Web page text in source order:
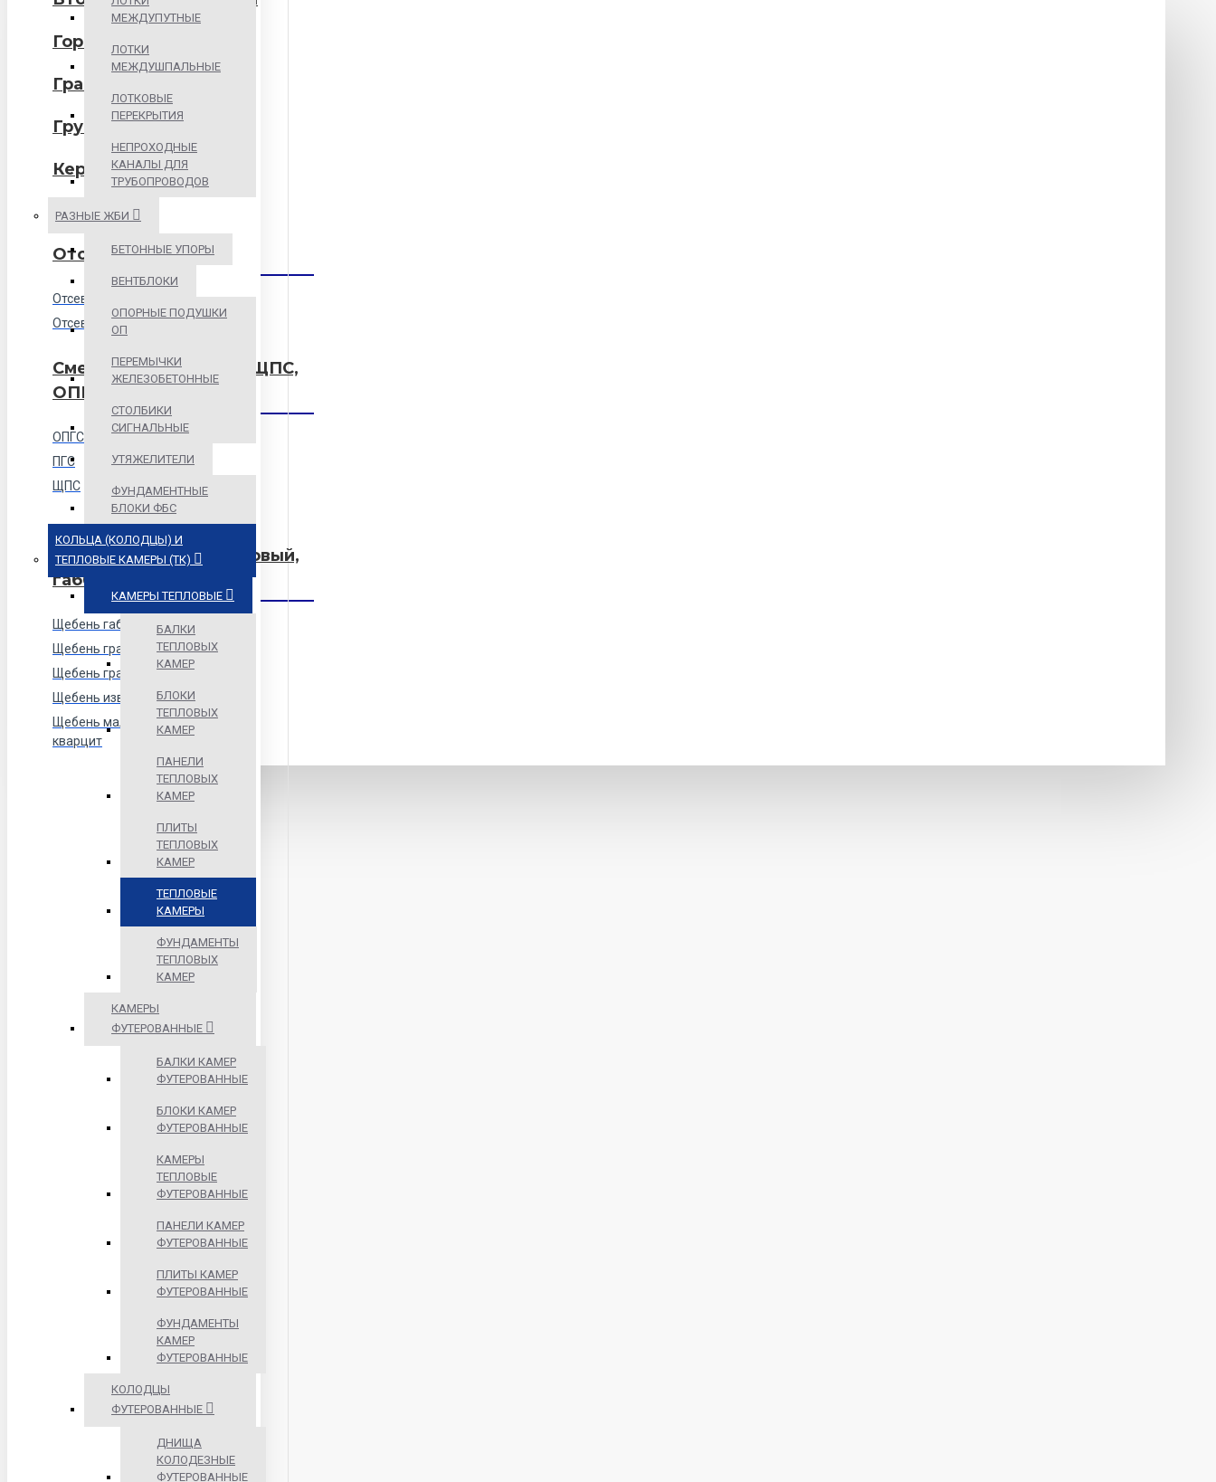
Горная порода
Гравий
Грунт
Керамзит
Песок
Отсев
Отсев гранитный
Отсев известняковый
Смеси песчаные ПГС, ЩПС,
ОПГС
ОПГС
ПГС
ЩПС
Щебень (гранитный,
гравийный, известняковый,
габбро, малиновый)
Щебень габбро-диабаз
Щебень гравийный
Щебень гранитный
Щебень известняковый
Щебень малиновый
кварцит
МЕЖДУПУТНЫЕ
ЛОТКИ
МЕЖДУШПАЛЬНЫЕ
ЛОТКОВЫЕ
ПЕРЕКРЫТИЯ
НЕПРОХОДНЫЕ
КАНАЛЫ ДЛЯ
ТРУБОПРОВОДОВ
РАЗНЫЕ ЖБИ
БЕТОННЫЕ УПОРЫ
ВЕНТБЛОКИ
ОПОРНЫЕ ПОДУШКИ
ОП
ПЕРЕМЫЧКИ
ЖЕЛЕЗОБЕТОННЫЕ
СТОЛБИКИ
СИГНАЛЬНЫЕ
УТЯЖЕЛИТЕЛИ
ФУНДАМЕНТНЫЕ
БЛОКИ ФБС
КОЛЬЦА (КОЛОДЦЫ) И
ТЕПЛОВЫЕ КАМЕРЫ (ТК)
КАМЕРЫ ТЕПЛОВЫЕ
БАЛКИ
ТЕПЛОВЫХ
КАМЕР
БЛОКИ
ТЕПЛОВЫХ
КАМЕР
ПАНЕЛИ
ТЕПЛОВЫХ
КАМЕР
ПЛИТЫ
ТЕПЛОВЫХ
КАМЕР
ТЕПЛОВЫЕ
КАМЕРЫ
ФУНДАМЕНТЫ
ТЕПЛОВЫХ
КАМЕР
КАМЕРЫ
ФУТЕРОВАННЫЕ
БАЛКИ КАМЕР
ФУТЕРОВАННЫЕ
БЛОКИ КАМЕР
ФУТЕРОВАННЫЕ
КАМЕРЫ
ТЕПЛОВЫЕ
ФУТЕРОВАННЫЕ
ПАНЕЛИ КАМЕР
ФУТЕРОВАННЫЕ
ПЛИТЫ КАМЕР
ФУТЕРОВАННЫЕ
ФУНДАМЕНТЫ
КАМЕР
ФУТЕРОВАННЫЕ
КОЛОДЦЫ
ФУТЕРОВАННЫЕ
ДНИЩА
КОЛОДЕЗНЫЕ
ФУТЕРОВАННЫЕ